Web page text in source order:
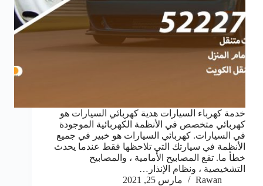
خدمة كهرباء السيارات هدية كهربائي السيارات هو
كهربائي متخصص في الأنظمة الكهربائية الموجودة
في السيارات. كهربائي السيارات هو خبير في جميع
الأنظمة في سيارتك التي تلاحظها فقط عندما يحدث
خطأ ما. تقع المصابيح الأمامية ، والمصابيح
التشخيصية ، ونظام الإنذار…
Rawan
مارس 25, 2021